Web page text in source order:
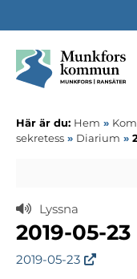
Här är du: Hem »
sekretess » Diarium »
Lyssna
2019-05-23
2019-05-23